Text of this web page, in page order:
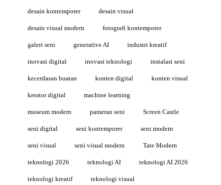
desain kontemporer desain visual
desain visual modern fotografi kontemporer
galeri seni generative AI industri kreatif
inovasi digital inovasi teknologi instalasi seni
kecerdasan buatan konten digital konten visual
kreator digital machine learning
museum modern pameran seni Screen Castle
seni digital seni kontemporer seni modern
seni visual seni visual modern Tate Modern
teknologi 2026 teknologi AI teknologi AI 2026
teknologi kreatif teknologi visual